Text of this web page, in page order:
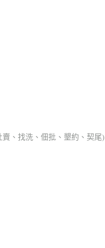
、找洗、佃批、墾約、契尾)